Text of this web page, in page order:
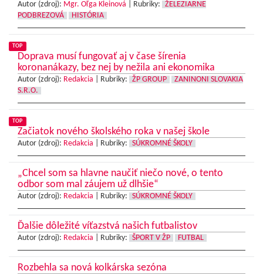
Autor (zdroj): Mgr. Oľga Kleinová Rubriky:
ŽELEZIARNE
PODBREZOVÁ
HISTÓRIA
TOP
Doprava musí fungovať aj v čase šírenia
koronanákazy, bez nej by nežila ani ekonomika
Autor (zdroj): Redakcia Rubriky: ŽP GROUP
ZANINONI SLOVAKIA
S.R.O.
TOP
Začiatok nového školského roka v našej škole
Autor (zdroj): Redakcia Rubriky: SÚKROMNÉ ŠKOLY
„Chcel som sa hlavne naučiť niečo nové, o tento
odbor som mal záujem už dlhšie“
Autor (zdroj): Redakcia Rubriky: SÚKROMNÉ ŠKOLY
Ďalšie dôležité víťazstvá našich futbalistov
Autor (zdroj): Redakcia Rubriky: ŠPORT V ŽP FUTBAL
Rozbehla sa nová kolkárska sezóna